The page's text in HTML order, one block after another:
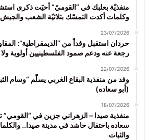
منفذيّة بعلبك في “القوميّ” أحيَت ذكرى
وكلمات أكدت التمسّك بثلاثيّة الشعب والجيش
23/07/2026
حردان استقبل وفداً من “الديمقراطية”:
رجعة عنه ودعم صمود الفلسطينيين أولوية ولا
22/07/2026
وفد من منفذية البقاع الغربي يسلّم “وسام
(أبو سعاده)
18/07/2026
منفذية صيدا – الزهراني جزين في
سعاده باحتفال حاشد في مدينة صيدا..
والثبات